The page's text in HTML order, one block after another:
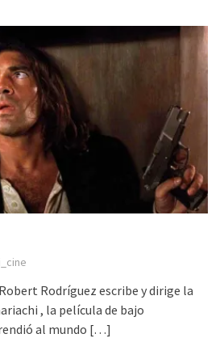
Rodríguez escribe y dirige la
, la película de bajo
al mundo […]